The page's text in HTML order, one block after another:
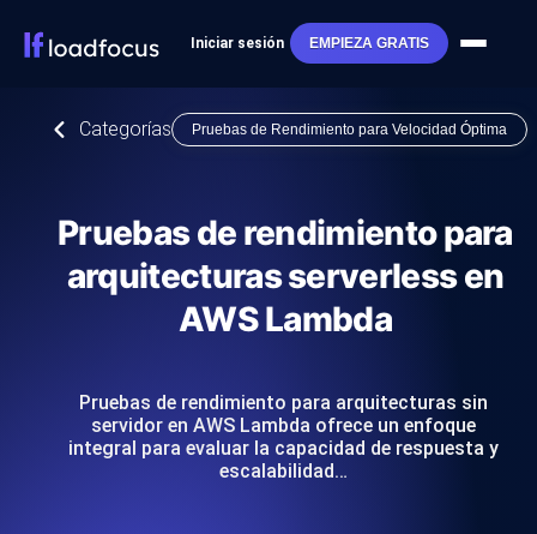
Iniciar sesión EMPIEZA GRATIS
Categorías Pruebas de Rendimiento para Velocidad Óptima
Pruebas de rendimiento para
arquitecturas serverless en
AWS Lambda
Pruebas de rendimiento para arquitecturas sin
servidor en AWS Lambda ofrece un enfoque
integral para evaluar la capacidad de respuesta y
escalabilidad…